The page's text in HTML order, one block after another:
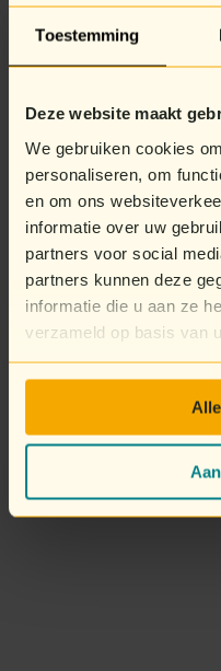
Toestemming
Deze website maakt
We gebruiken cookies
personaliseren, om
en om ons
informatie over uw
partners voor social
partners kunnen deze
informatie die u aan ze
verzameld op basis van